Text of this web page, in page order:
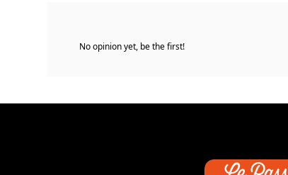
No opinion yet, be the first!